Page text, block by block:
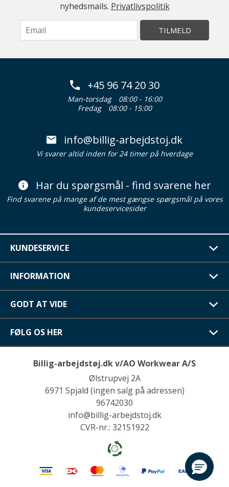
nyhedsmails. Privatlivspolitik
TILMELD
+45 96 74 20 30
Man-torsdag
08:00 - 16:00
Fredag
08:00 - 15:00
info@billig-arbejdstoj.dk
Vi svarer altid inden for 24 timer på hverdage
Har du spørgsmål - find svarene her
Find svarene på mange af de mest gængse spørgsmål på vores
kundeservicesider
KUNDESERVICE
INFORMATION
GODT AT VIDE
FØLG OS HER
Billig-arbejdstøj.dk v/AO Workwear A/S
Ølstrupvej 2A
6971 Spjald (ingen salg på adressen)
96742030
info@billig-arbejdstoj.dk
CVR-nr.: 32151922